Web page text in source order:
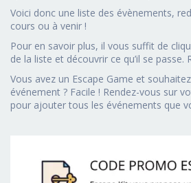
Voici donc une liste des évènements,
cours ou à venir !
Pour en savoir plus, il vous suffit de
de la liste et découvrir ce qu’il se passe.
Vous avez un Escape Game et
événement ? Facile ! Rendez-vous sur
pour ajouter tous les événements que